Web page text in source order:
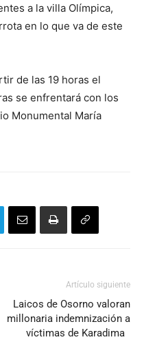
a la villa Olímpica,
en lo que va de este
de las 19 horas el
se enfrentará con los
Monumental María
Artículo siguiente
Laicos de Osorno valoran
millonaria indemnización a
víctimas de Karadima